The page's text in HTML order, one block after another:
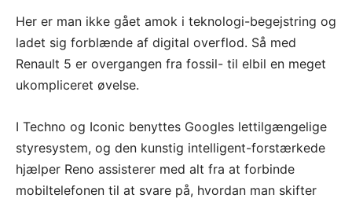
Her er man ikke gået amok i teknologi-begejstring og
ladet sig forblænde af digital overflod. Så med
Renault 5 er overgangen fra fossil- til elbil en meget
ukompliceret øvelse.
I Techno og Iconic benyttes Googles lettilgængelige
styresystem, og den kunstig intelligent-forstærkede
hjælper Reno assisterer med alt fra at forbinde
mobiltelefonen til at svare på, hvordan man skifter